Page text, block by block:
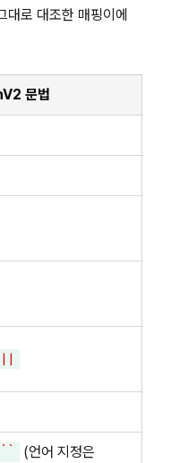
로 대조한 매핑이에
문법
||
(언어 지정은